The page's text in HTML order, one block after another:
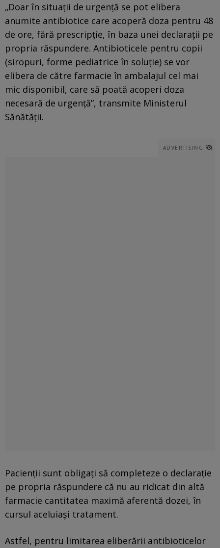
„Doar în situații de urgență se pot elibera
anumite antibiotice care acoperă doza pentru 48
de ore, fără prescripție, în baza unei declarații pe
propria răspundere. Antibioticele pentru copii
(siropuri, forme pediatrice în soluție) se vor
elibera de către farmacie în ambalajul cel mai
mic disponibil, care să poată acoperi doza
necesară de urgență”, transmite Ministerul
Sănătății.
ADVERTISING
Pacienții sunt obligaţi să completeze o declarație
pe propria răspundere că nu au ridicat din altă
farmacie cantitatea maximă aferentă dozei, în
cursul aceluiași tratament.
Astfel, pentru limitarea eliberării antibioticelor